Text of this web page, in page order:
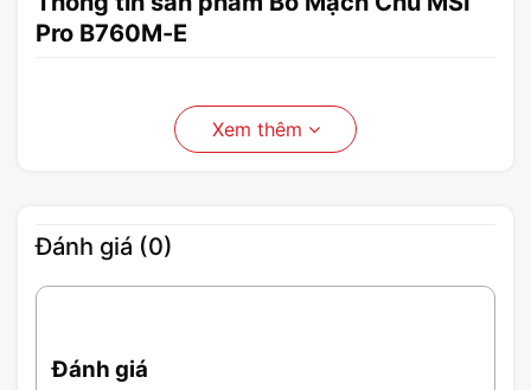
Pro B760M-E
Xem thêm
Đánh giá (0)
Đánh giá